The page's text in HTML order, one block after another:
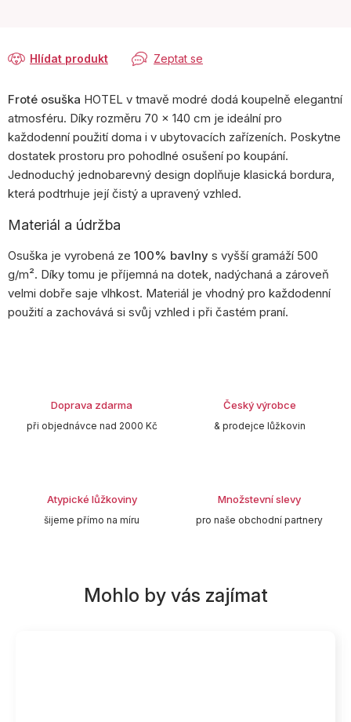
Zeptat se
Hlídat produkt
Froté osuška HOTEL v tmavě modré dodá koupelně elegantní
atmosféru. Díky rozměru 70 × 140 cm je ideální pro
každodenní použití doma i v ubytovacích zařízeních. Poskytne
dostatek prostoru pro pohodlné osušení po koupání.
Jednoduchý jednobarevný design doplňuje klasická bordura,
která podtrhuje její čistý a upravený vzhled.
Materiál a údržba
Osuška je vyrobená ze 100% bavlny s vyšší gramáží 500
g/m². Díky tomu je příjemná na dotek, nadýchaná a zároveň
velmi dobře saje vlhkost. Materiál je vhodný pro každodenní
použití a zachovává si svůj vzhled i při častém praní.
Doprava zdarma
při objednávce nad 2000 Kč
Český výrobce
& prodejce lůžkovin
Atypické lůžkoviny
šijeme přímo na míru
Množstevní slevy
pro naše obchodní partnery